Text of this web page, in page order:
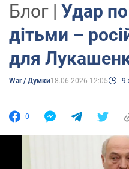
Блог | Удар
дітьми –
для
War / Думки18.06.2026 12:05 9
0